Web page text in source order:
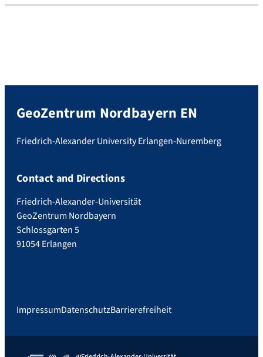
GeoZentrum Nordbayern EN
Friedrich-Alexander University Erlangen-Nuremberg
Contact and Directions
Friedrich-Alexander-Universität
GeoZentrum Nordbayern
Schlossgarten 5
91054 Erlangen
ImpressumDatenschutzBarrierefreiheit